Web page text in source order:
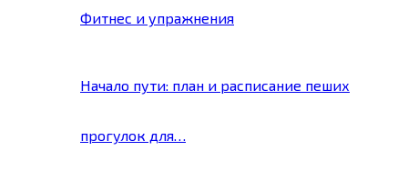
Фитнес и упражнения
Начало пути: план и расписание пеших
прогулок для…